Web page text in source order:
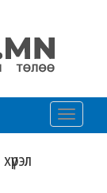
Toggle